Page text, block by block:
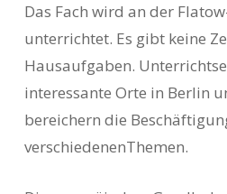
Das Fach wird an der
unterrichtet. Es gibt keine
Hausaufgaben.
interessante Orte in Berlin
bereichern die
verschiedenenThemen.